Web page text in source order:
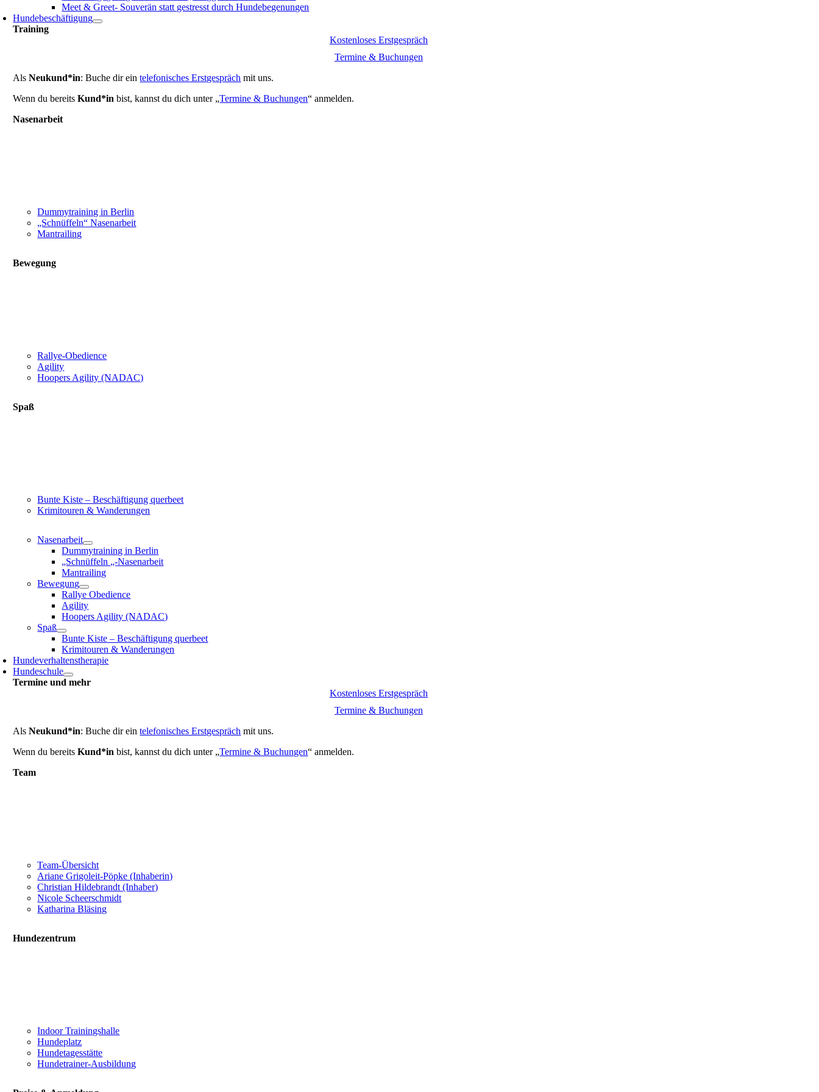
Meet & Greet- Souverän statt gestresst durch Hundebegenungen
Hundebeschäftigung
Training
Kostenloses Erstgespräch
Termine & Buchungen
AlsNeukund*in: Buche dir eintelefonisches Erstgespräch mit uns.
Wenn du bereitsKund*in bist, kannst du dich unter „Termine & Buchungen“ anmelden.
Nasenarbeit
Dummytraining in Berlin
„Schnüffeln“ Nasenarbeit
Mantrailing
Bewegung
Rallye-Obedience
Agility
Hoopers Agility (NADAC)
Spaß
Bunte Kiste – Beschäftigung querbeet
Krimitouren & Wanderungen
Nasenarbeit
Dummytraining in Berlin
„Schnüffeln „-Nasenarbeit
Mantrailing
Bewegung
Rallye Obedience
Agility
Hoopers Agility (NADAC)
Spaß
Bunte Kiste – Beschäftigung querbeet
Krimitouren & Wanderungen
Hundeverhaltenstherapie
Hundeschule
Termine und mehr
Kostenloses Erstgespräch
Termine & Buchungen
AlsNeukund*in: Buche dir eintelefonisches Erstgespräch mit uns.
Wenn du bereitsKund*in bist, kannst du dich unter „Termine & Buchungen“ anmelden.
Team
Team-Übersicht
Ariane Grigoleit-Pöpke (Inhaberin)
Christian Hildebrandt (Inhaber)
Nicole Scheerschmidt
Katharina Bläsing
Hundezentrum
Indoor Trainingshalle
Hundeplatz
Hundetagesstätte
Hundetrainer-Ausbildung